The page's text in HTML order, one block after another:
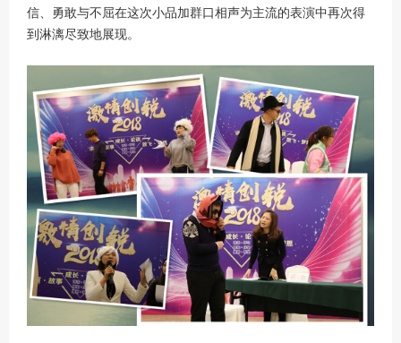
信、勇敢与不屈在这次小品加群口相声为主流的表演中再次得
到淋漓尽致地展现。